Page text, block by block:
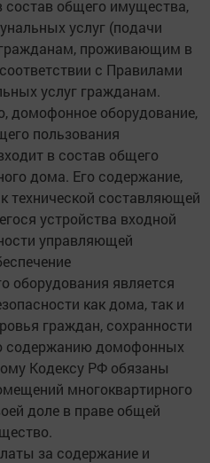
состав общего имущества,
услуг (подачи
проживающим в
с Правилами
услуг гражданам.
домофонное оборудование,
пользования
в состав общего
дома. Его содержание,
технической составляющей
устройства входной
управляющей
оборудования является
как дома, так и
граждан, сохранности
содержанию домофонных
Кодексу РФ обязаны
многоквартирного
доле в праве общей
за содержание и